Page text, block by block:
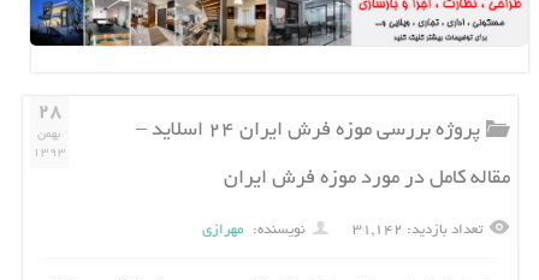
۲۸
بهمن
۱۳۹۳
پروژه بررسی موزه فرش ایران ۲۴ اسلاید –
مقاله کامل در مورد موزه فرش ایران
تعداد بازدید: ۳۱,۱۴۲ نویسنده: مهرازی